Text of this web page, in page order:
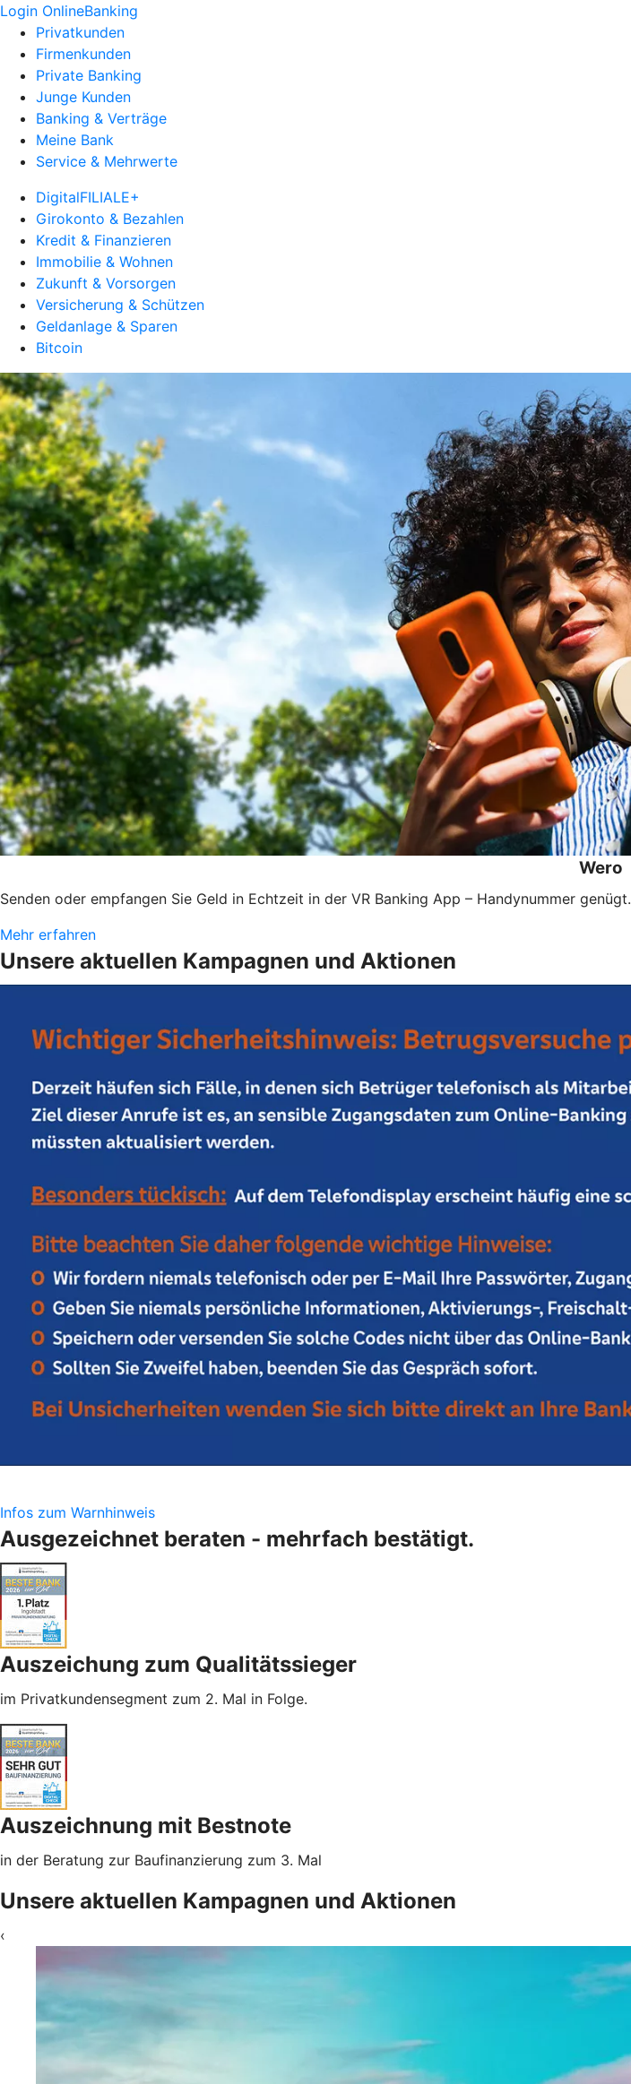
Login OnlineBanking
Privatkunden
Firmenkunden
Private Banking
Junge Kunden
Banking & Verträge
Meine Bank
Service & Mehrwerte
DigitalFILIALE+
Girokonto & Bezahlen
Kredit & Finanzieren
Immobilie & Wohnen
Zukunft & Vorsorgen
Versicherung & Schützen
Geldanlage & Sparen
Bitcoin
Wero
Senden oder empfangen Sie Geld in Echtzeit in der VR Banking App – Handynummer genügt.
Mehr erfahren
Unsere aktuellen Kampagnen und Aktionen
Infos zum Warnhinweis
Ausgezeichnet beraten - mehrfach bestätigt.
Auszeichung zum Qualitätssieger
im Privatkundensegment zum 2. Mal in Folge.
Auszeichnung mit Bestnote
in der Beratung zur Baufinanzierung zum 3. Mal
Unsere aktuellen Kampagnen und Aktionen
‹